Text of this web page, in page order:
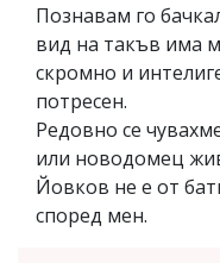
Познавам го
вид на такъв има
скромно и
потресен.
Редовно се
или новодомец
Йовков не е от
според мен.